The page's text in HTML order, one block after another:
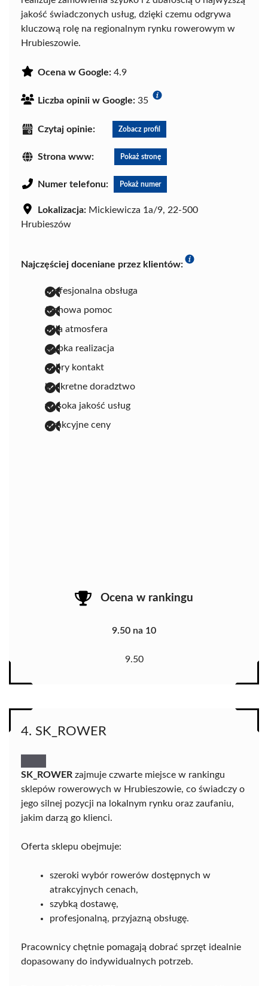
jakość świadczonych usług, dzięki czemu odgrywa
kluczową rolę na regionalnym rynku rowerowym w
Hrubieszowie.
Ocena w Google: 4.9
Liczba opinii w Google: 35
Czytaj opinie: Zobacz profil
Strona www: Pokaż stronę
Numer telefonu: Pokaż numer
Lokalizacja: Mickiewicza 1a/9, 22-500
Hrubieszów
Najczęściej doceniane przez klientów:
profesjonalna obsługa
fachowa pomoc
miła atmosfera
szybka realizacja
dobry kontakt
konkretne doradztwo
wysoka jakość usług
atrakcyjne ceny
Ocena w rankingu
9.50 na 10
9.50
4. SK_ROWER
SK_ROWER zajmuje czwarte miejsce w rankingu
sklepów rowerowych w Hrubieszowie, co świadczy o
jego silnej pozycji na lokalnym rynku oraz zaufaniu,
jakim darzą go klienci.
Oferta sklepu obejmuje:
szeroki wybór rowerów dostępnych w
atrakcyjnych cenach,
szybką dostawę,
profesjonalną, przyjazną obsługę.
Pracownicy chętnie pomagają dobrać sprzęt idealnie
dopasowany do indywidualnych potrzeb.